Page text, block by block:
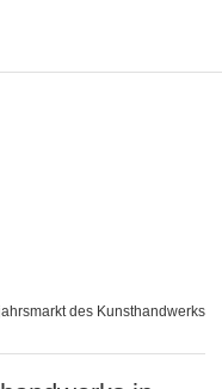
des Kunsthandwerks